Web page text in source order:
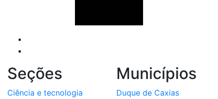
Seções
Ciência e tecnologia
Municípios
Duque de Caxias